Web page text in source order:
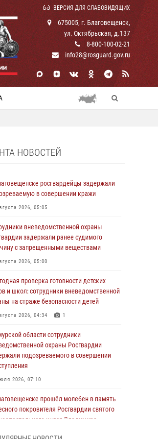
ВЕРСИЯ ДЛЯ СЛАБОВИДЯЩИХ
675005, г. Благовещенск,
ул. Октябрьская, д.137
8-800-100-02-21
info28@rosguard.gov.ru
НОВОСТЕЙ
росгвардейцы задержали
в совершении кражи
2026, 05:05
вневедомственной охраны
задержали ранее судимого
с запрещенными веществами
2026, 05:00
проверка готовности детских
и школ: сотрудники вневедомственной
на страже безопасности детей
2026, 04:34 1
области сотрудники
охраны Росгвардии
подозреваемого в совершении
2026, 07:10
прошёл молебен в память
покровителя Росгвардии святого
князя Владимира